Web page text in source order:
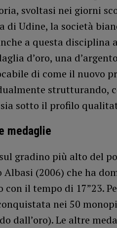
svoltasi nei giorni
di Udine, la società
a questa
d’oro, una
di come il nuovo
strutturando,
sotto il profilo
medaglie
gradino più alto del
Albasi (2006) che ha
con il tempo di 17”23.
nei 50
dall’oro). Le altre